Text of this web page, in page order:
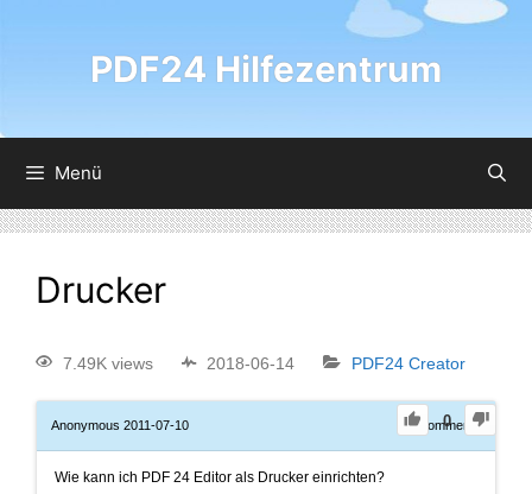
PDF24 Hilfezentrum
Menü
Drucker
7.49K views 2018-06-14 PDF24 Creator
0
Anonymous 2011-07-10 0Comments
Wie kann ich PDF 24 Editor als Drucker einrichten?